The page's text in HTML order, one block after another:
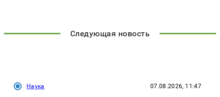
Следующая новость
Наука 07.08.2026, 11:47